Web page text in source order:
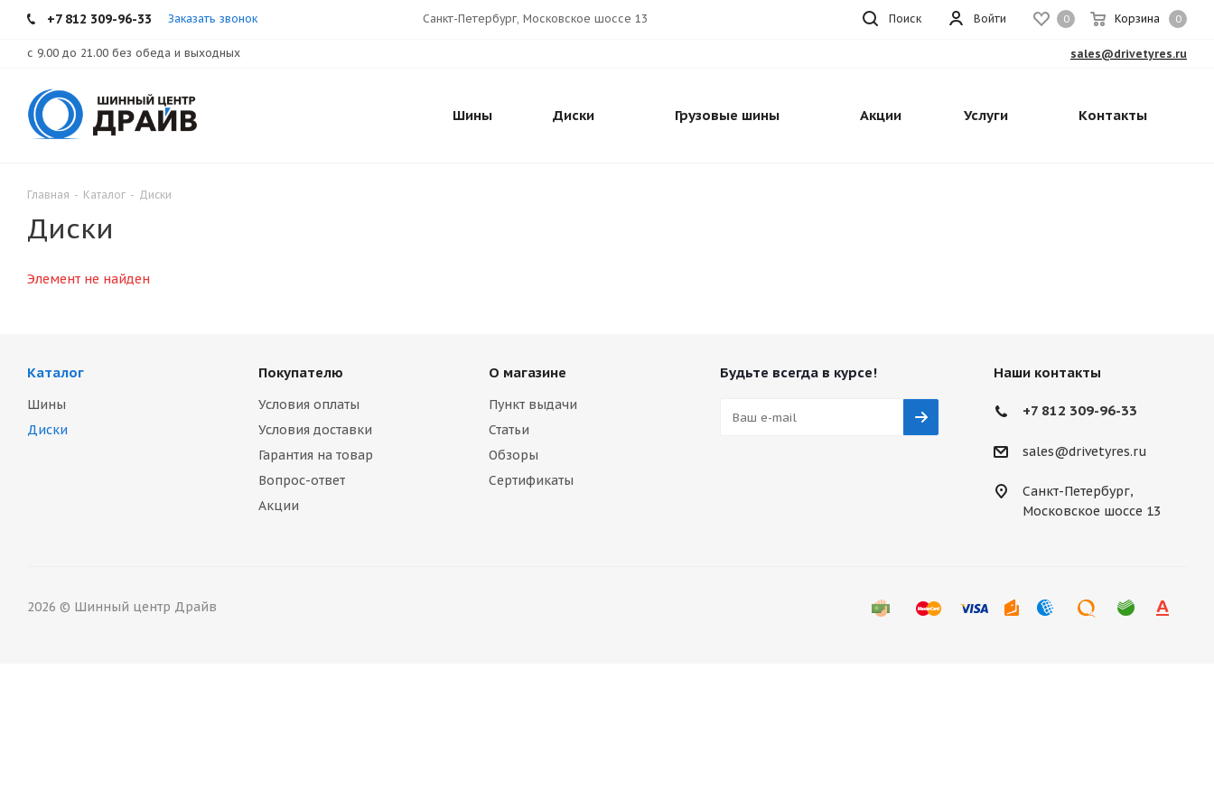
+7 812 309-96-33 Заказать звонок 0 Корзина 0
Войти
Санкт-Петербург, Московское шоссе 13 Поиск
с 9.00 до 21.00 без обеда и выходных sales@drivetyres.ru
Шины Диски Грузовые шины Акции Услуги Контакты
Главная - Каталог - Диски
Диски
Элемент не найден
Каталог
Шины
Диски
Покупателю
Условия оплаты
Условия доставки
Гарантия на товар
Вопрос-ответ
Акции
О магазине
Пункт выдачи
Статьи
Обзоры
Сертификаты
Будьте всегда в курсе! Наши контакты
+7 812 309-96-33
sales@drivetyres.ru
Санкт-Петербург,
Московское шоссе 13
2026 © Шинный центр Драйв